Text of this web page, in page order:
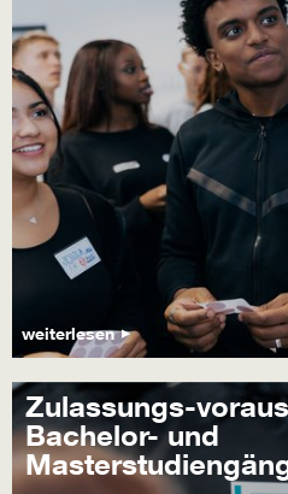
weiterlesen
Zulassungs-
Bachelor- und